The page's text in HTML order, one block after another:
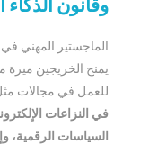
الماجستير المهني في
يمنح الخريجين ميزة
للعمل في مجالات
في النزاعات
السياسات الرقمية،